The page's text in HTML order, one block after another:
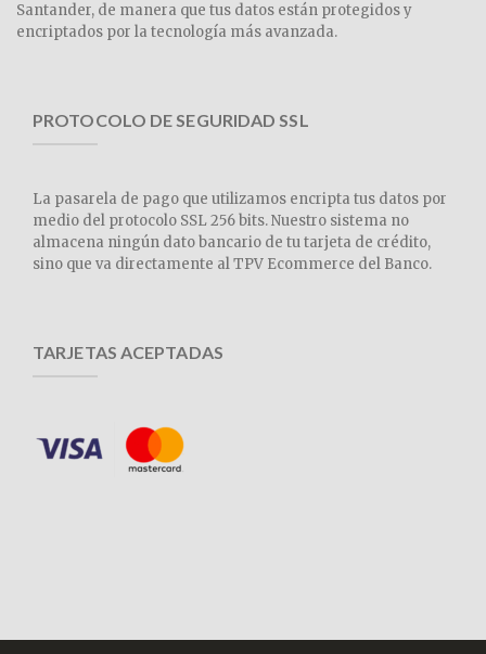
Santander, de manera que tus datos están protegidos y
encriptados por la tecnología más avanzada.
PROTOCOLO DE SEGURIDAD SSL
La pasarela de pago que utilizamos encripta tus datos por
medio del protocolo SSL 256 bits. Nuestro sistema no
almacena ningún dato bancario de tu tarjeta de crédito,
sino que va directamente al TPV Ecommerce del Banco.
TARJETAS ACEPTADAS